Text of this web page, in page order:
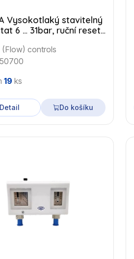
Vysokotlaký stavitelný
6 … 31bar, ruční reset,
(Flow) controls
19 ks
Do košíku